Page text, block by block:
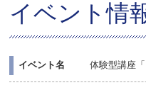
イベント情
イベント名 体験型講座